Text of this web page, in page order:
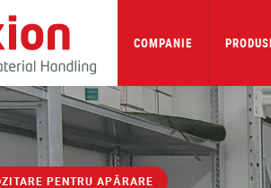
COMPANIE
PENTRU APĂRARE